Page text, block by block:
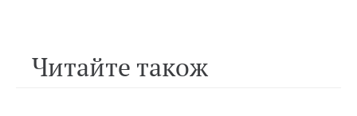
Читайте також